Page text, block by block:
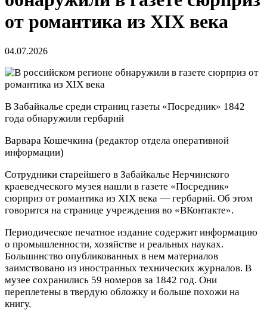
от романтика из XIX века
04.07.2026
В Забайкалье среди страниц газеты «Посредник» 1842
года обнаружили гербарий
Варвара Кошечкина (редактор отдела оперативной
информации)
Сотрудники старейшего в Забайкалье Нерчинского
краеведческого музея нашли в газете «Посредник»
сюрприз от романтика из XIX века — гербарий. Об этом
говорится на странице учреждения во «ВКонтакте».
Периодическое печатное издание содержит информацию
о промышленности, хозяйстве и реальных науках.
Большинство опубликованных в нем материалов
заимствовано из иностранных технических журналов. В
музее сохранились 59 номеров за 1842 год. Они
переплетены в твердую обложку и больше похожи на
книгу.